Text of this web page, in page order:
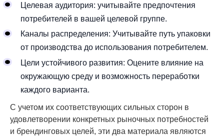
Целевая аудитория: учитывайте предпочтения
потребителей в вашей целевой группе.
Каналы распределения: Учитывайте путь упаковки
от производства до использования потребителем.
Цели устойчивого развития: Оцените влияние на
окружающую среду и возможность переработки
каждого варианта.
С учетом их соответствующих сильных сторон в
удовлетворении конкретных рыночных потребностей
и брендинговых целей, эти два материала являются